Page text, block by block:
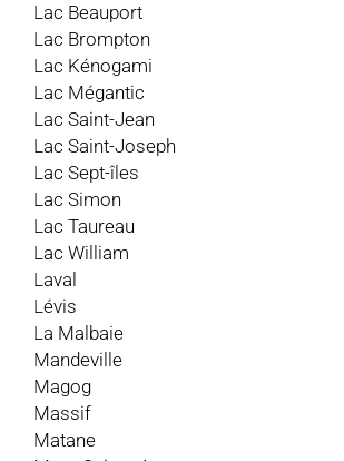
Lac Beauport
Lac Brompton
Lac Kénogami
Lac Mégantic
Lac Saint-Jean
Lac Saint-Joseph
Lac Sept-îles
Lac Simon
Lac Taureau
Lac William
Laval
Lévis
La Malbaie
Mandeville
Magog
Massif
Matane